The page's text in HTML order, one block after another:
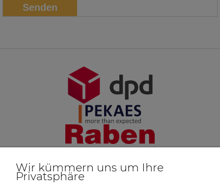
Senden
Wir kümmern uns um Ihre
Privatsphäre